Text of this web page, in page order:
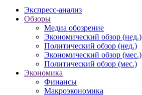
Экспресс-анализ
Обзоры
Медиа обозрение
Экономический обзор (нед.)
Политический обзор (нед.)
Экономический обзор (мес.)
Политический обзор (мес.)
Экономика
Финансы
Макроэкономика